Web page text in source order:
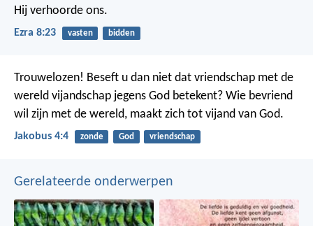
Hij verhoorde ons.
Ezra 8:23 vasten bidden
Trouwelozen! Beseft u dan niet dat vriendschap met de
wereld vijandschap jegens God betekent? Wie bevriend
wil zijn met de wereld, maakt zich tot vijand van God.
Jakobus 4:4 zonde God vriendschap
Gerelateerde onderwerpen